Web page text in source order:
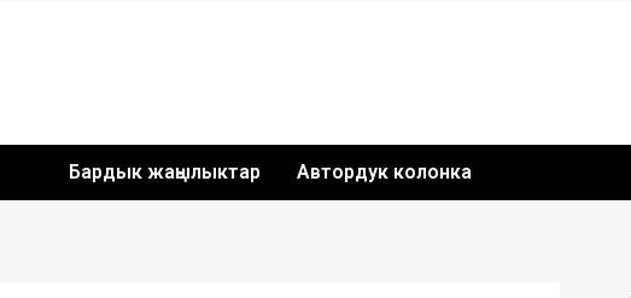
Бардык жаңылыктар Автордук колонка